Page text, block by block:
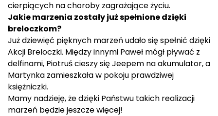
cierpiących na choroby zagrażające życiu.
Jakie marzenia zostały już spełnione dzięki
breloczkom?
Już dziewięć pięknych marzeń udało się spełnić dzięki
Akcji Breloczki. Między innymi Paweł mógł pływać z
delfinami, Piotruś cieszy się Jeepem na akumulator, a
Martynka zamieszkała w pokoju prawdziwej
księżniczki.
Mamy nadzieję, że dzięki Państwu takich realizacji
marzeń będzie jeszcze więcej!